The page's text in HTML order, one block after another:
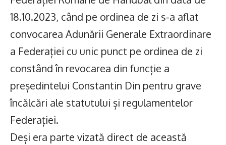
18.10.2023, când pe ordinea de zi s-a aflat
convocarea Adunării Generale Extraordinare
a Federației cu unic punct pe ordinea de zi
constând în revocarea din funcție a
președintelui Constantin Din pentru grave
încălcări ale statutului și regulamentelor
Federației.
Deși era parte vizată direct de această